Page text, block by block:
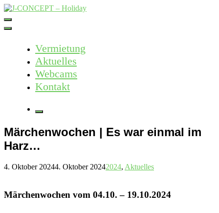
Skip
to
content
Vermietung
Aktuelles
Webcams
Kontakt
More
Märchenwochen | Es war einmal im
Harz…
4. Oktober 20244. Oktober 20242024, Aktuelles
Märchenwochen vom 04.10. – 19.10.2024